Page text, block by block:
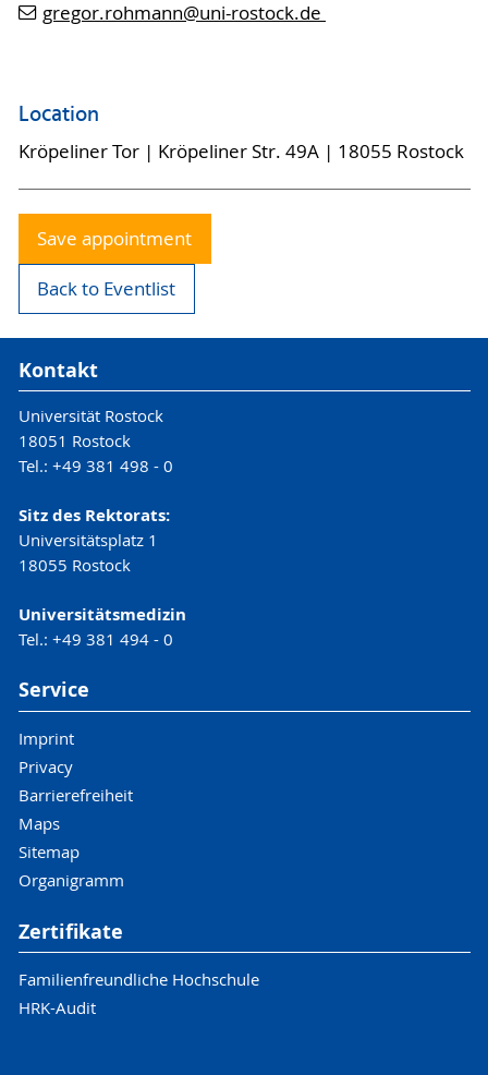
gregor.rohmann@uni-rostock.de
Location
Kröpeliner Tor | Kröpeliner Str. 49A | 18055 Rostock
Save appointment
Back to Eventlist
Kontakt
Universität Rostock
18051 Rostock
Tel.: +49 381 498 - 0
Sitz des Rektorats:
Universitätsplatz 1
18055 Rostock
Universitätsmedizin
Tel.: +49 381 494 - 0
Service
Imprint
Privacy
Barrierefreiheit
Maps
Sitemap
Organigramm
Zertifikate
Familienfreundliche Hochschule
HRK-Audit